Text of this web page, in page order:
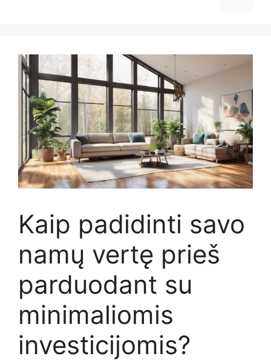
Kaip padidinti savo
namų vertę prieš
parduodant su
minimaliomis
investicijomis?